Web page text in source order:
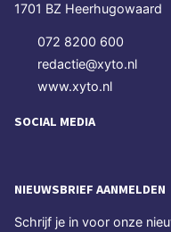
1701 BZ Heerhugowaard
072 8200 600
redactie@xyto.nl
www.xyto.nl
SOCIAL MEDIA
NIEUWSBRIEF AANMELDEN
Schrijf je in voor onze